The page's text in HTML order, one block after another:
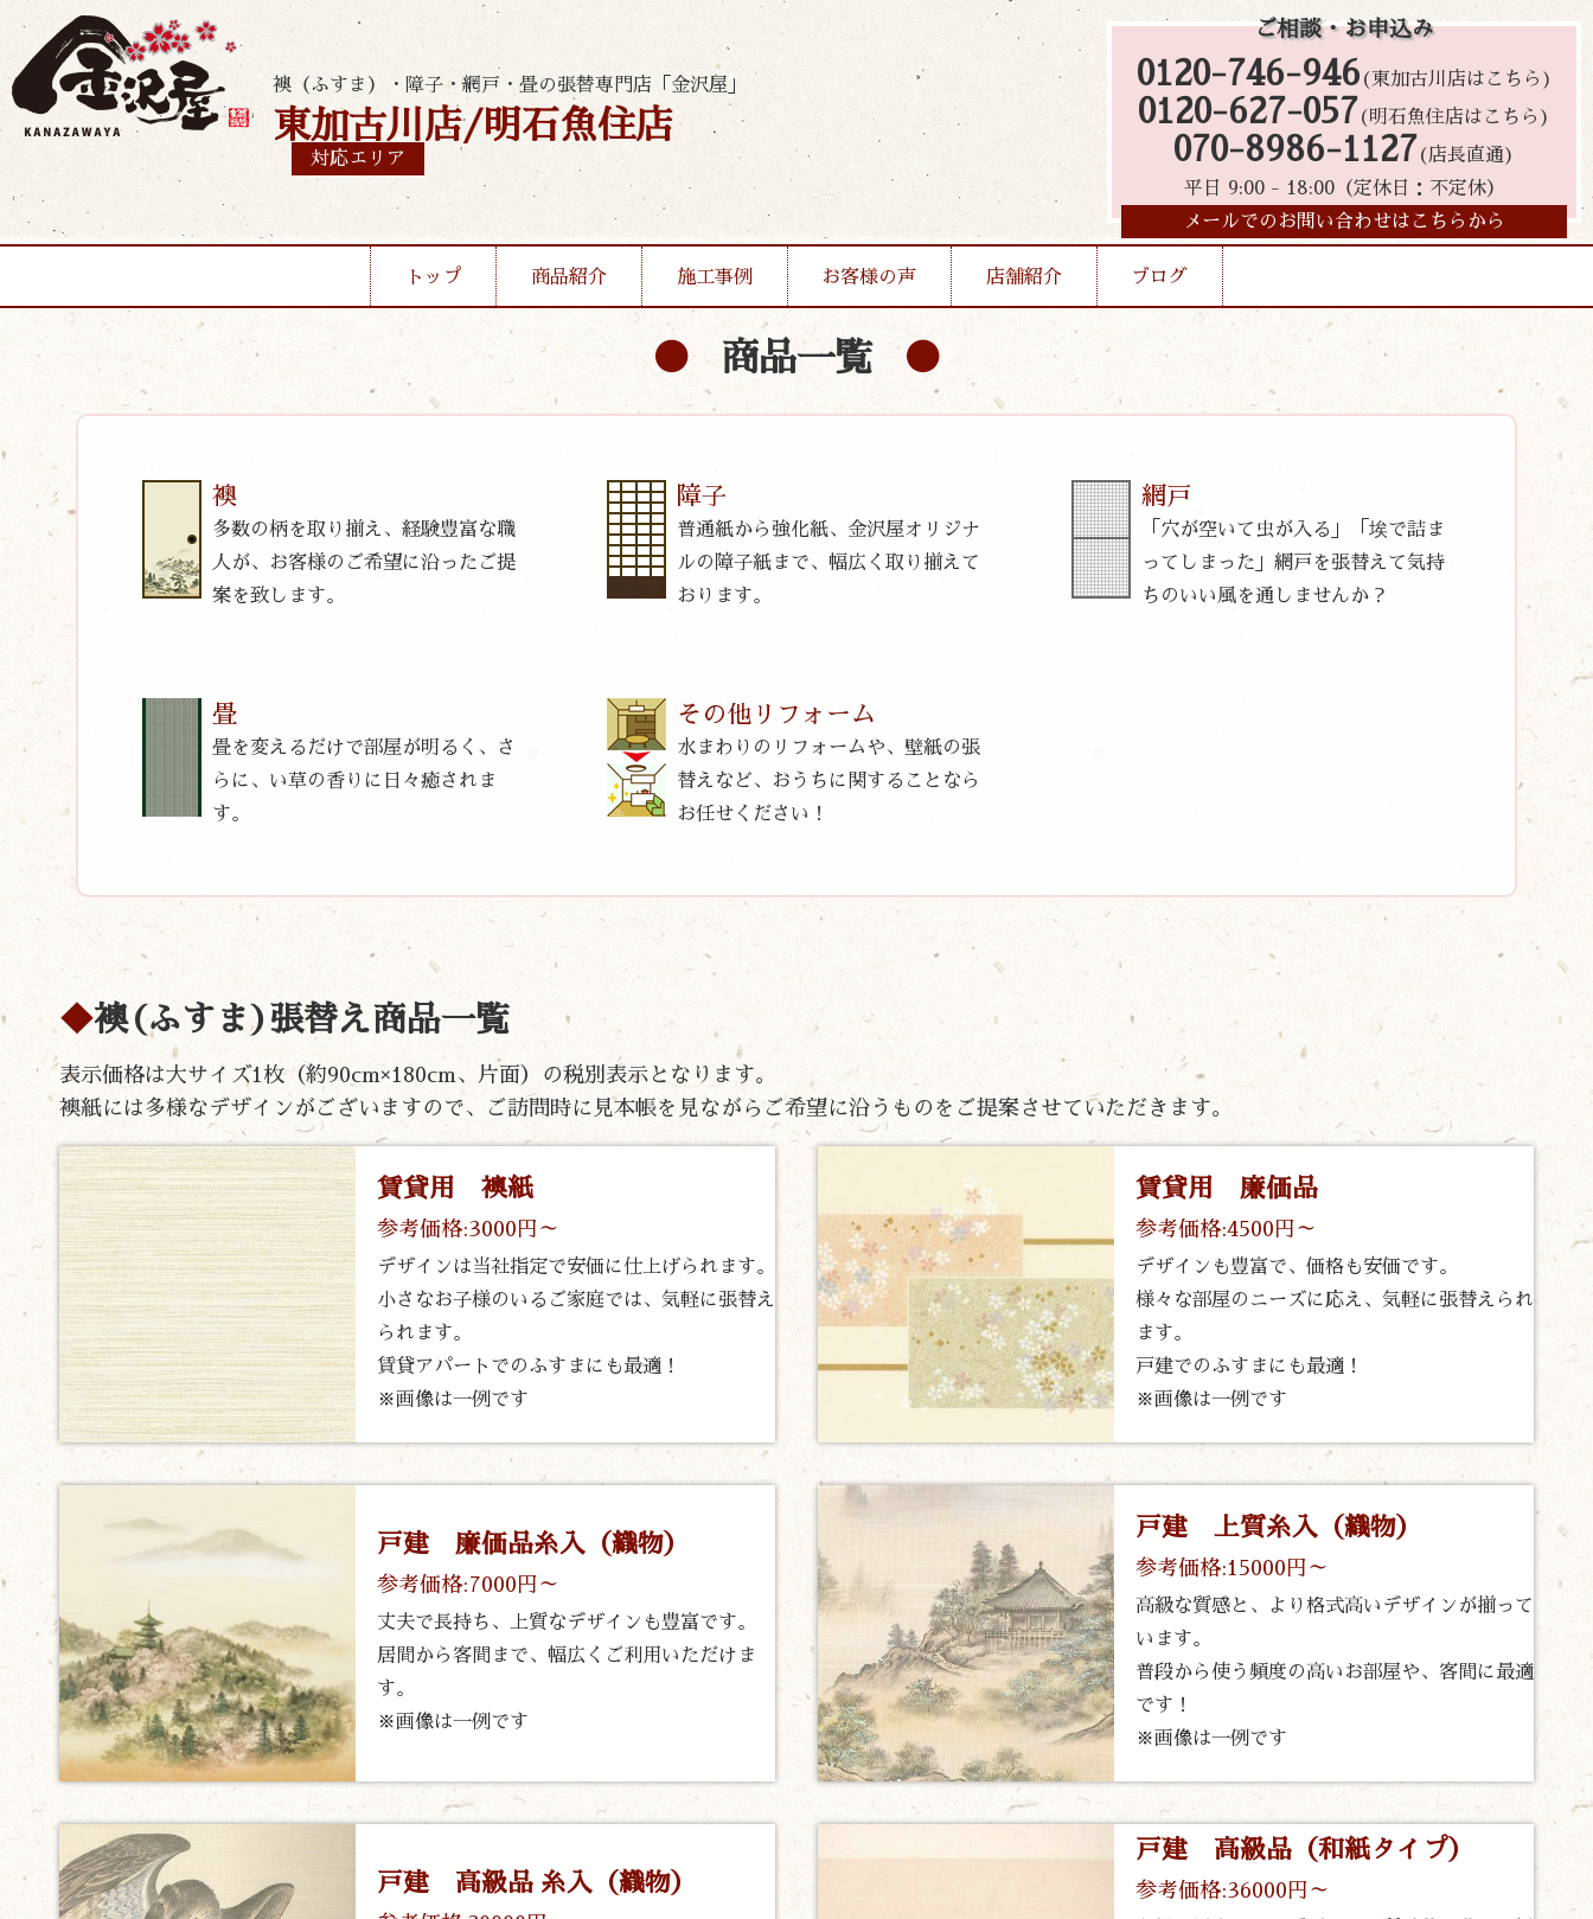
襖（ふすま）・障子・網戸・畳の張替専門店「金沢屋」
東加古川店/明石魚住店
対応エリア
ご相談・お申込み
0120-746-946 (東加古川店はこちら)
0120-627-057(明石魚住店はこちら)
070-8986-1127(店長直通)
平日 9:00 - 18:00（定休日：不定休）
メールでのお問い合わせはこちらから
トップ 商品紹介 施工事例 お客様の声 店舗紹介 ブログ
商品一覧
襖
多数の柄を取り揃え、経験豊富な職
人が、お客様のご希望に沿ったご提
案を致します。
障子
普通紙から強化紙、金沢屋オリジナ
ルの障子紙まで、幅広く取り揃えて
おります。
網戸
「穴が空いて虫が入る」「埃で詰ま
ってしまった」網戸を張替えて気持
ちのいい風を通しませんか？
畳
畳を変えるだけで部屋が明るく、さ
らに、い草の香りに日々癒されま
す。
その他リフォーム
水まわりのリフォームや、壁紙の張
替えなど、おうちに関することなら
お任せください！
襖(ふすま)張替え商品一覧
表示価格は大サイズ1枚（約90cm×180cm、片面）の税別表示となります。
襖紙には多様なデザインがございますので、ご訪問時に見本帳を見ながらご希望に沿うものをご提案させていただきます。
賃貸用 襖紙
参考価格:3000円～
デザインは当社指定で安価に仕上げられます。
小さなお子様のいるご家庭では、気軽に張替え
られます。
賃貸アパートでのふすまにも最適！
※画像は一例です
賃貸用 廉価品
参考価格:4500円～
デザインも豊富で、価格も安価です。
様々な部屋のニーズに応え、気軽に張替えられ
ます。
戸建でのふすまにも最適！
※画像は一例です
戸建 廉価品糸入（織物）
参考価格:7000円～
丈夫で長持ち、上質なデザインも豊富です。
居間から客間まで、幅広くご利用いただけま
す。
※画像は一例です
戸建 上質糸入（織物）
参考価格:15000円～
高級な質感と、より格式高いデザインが揃って
います。
普段から使う頻度の高いお部屋や、客間に最適
です！
※画像は一例です
戸建 高級品 糸入（織物）
戸建 高級品（和紙タイプ）
参考価格:36000円～